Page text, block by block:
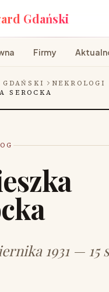
Gdański
Firmy
GDAŃSKI
NEKROLOGI
SEROCKA
1931 — 15